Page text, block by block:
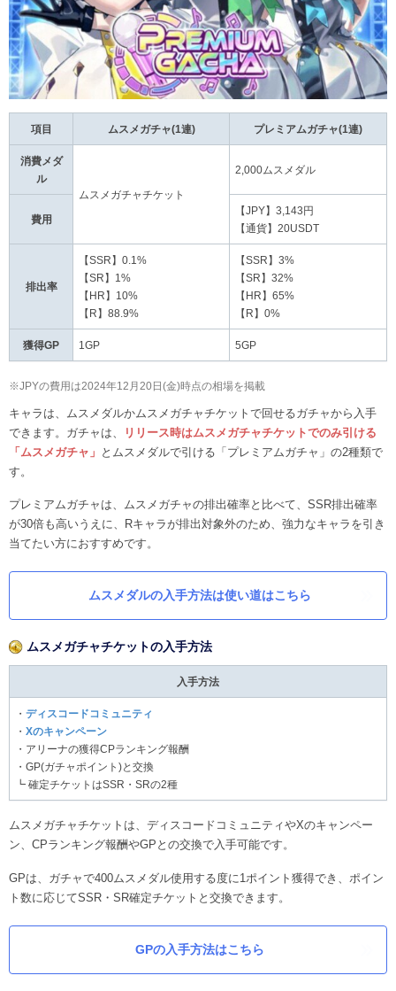
項目 ムスメガチャ(1連) プレミアムガチャ(1連)
消費メダ
ル
ムスメガチャチケット
2,000ムスメダル
費用
【JPY】3,143円
【通貨】20USDT
排出率
【SSR】0.1%
【SR】1%
【HR】10%
【R】88.9%
【SSR】3%
【SR】32%
【HR】65%
【R】0%
獲得GP 1GP 5GP
※JPYの費用は2024年12月20日(金)時点の相場を掲載
キャラは、ムスメダルかムスメガチャチケットで回せるガチャから入手
できます。ガチャは、
リリース時はムスメガチャチケットでのみ引ける
「ムスメガチャ」 とムスメダルで引ける「プレミアムガチャ」の2種類で
す。
プレミアムガチャは、ムスメガチャの排出確率と比べて、SSR排出確率
が30倍も高いうえに、Rキャラが排出対象外のため、強力なキャラを引き
当てたい方におすすめです。
ムスメダルの入手方法は使い道はこちら
ムスメガチャチケットの入手方法
入手方法
・ ディスコードコミュニティ
・ Xのキャンペーン
・アリーナの獲得CPランキング報酬
・GP(ガチャポイント)と交換
┗ 確定チケットはSSR・SRの2種
ムスメガチャチケットは、ディスコードコミュニティやXのキャンペー
ン、CPランキング報酬やGPとの交換で入手可能です。
GPは、ガチャで400ムスメダル使用する度に1ポイント獲得でき、ポイン
ト数に応じてSSR・SR確定チケットと交換できます。
GPの入手方法はこちら